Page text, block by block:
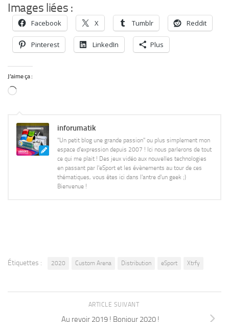
Images liées :
Facebook X Tumblr Reddit
Pinterest LinkedIn Plus
J’aime ça :
Chargement…
inforumatik
"Un petit blog une grande passion" ou plus simplement mon
espace d'expression depuis 2007 ! Ici nous parlerons de tout
ce qui me plait ! Des jeux vidéo aux nouvelles technologies
en passant par l'eSport et les évènements au tour de ces
thématiques, vous êtes ici dans l'antre d'un geek ;)
Bienvenue !
Étiquettes : 2020 Custom Arena Distribution eSport Xtrfy
ARTICLE SUIVANT
Au revoir 2019 ! Bonjour 2020 !